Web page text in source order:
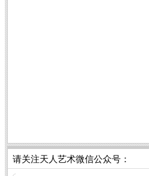
请关注天人艺术微信公众号：